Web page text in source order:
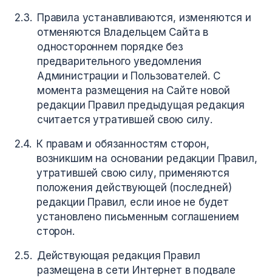
Правила устанавливаются, изменяются и
отменяются Владельцем Сайта в
одностороннем порядке без
предварительного уведомления
Администрации и Пользователей. С
момента размещения на Сайте новой
редакции Правил предыдущая редакция
считается утратившей свою силу.
К правам и обязанностям сторон,
возникшим на основании редакции Правил,
утратившей свою силу, применяются
положения действующей (последней)
редакции Правил, если иное не будет
установлено письменным соглашением
сторон.
Действующая редакция Правил
размещена в сети Интернет в подвале